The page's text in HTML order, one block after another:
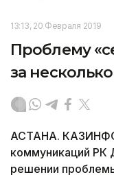
13:13, 20 Февраля 2019
Проблему
за
АСТАНА.
коммуникаций РК
решении